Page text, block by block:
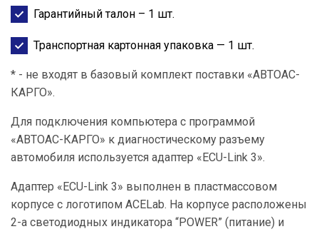
Гарантийный талон – 1 шт.
Транспортная картонная упаковка — 1 шт.
* - не входят в базовый комплект поставки «АВТОАС-
КАРГО».
Для подключения компьютера с программой
«АВТОАС-КАРГО» к диагностическому разъему
автомобиля используется адаптер «ECU-Link 3».
Адаптер «ECU-Link 3» выполнен в пластмассовом
корпусе с логотипом ACELab. На корпусе расположены
2-а светодиодных индикатора “POWER” (питание) и